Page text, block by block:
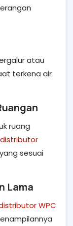
atau
terkena air
ruang
distributor
sesuai
Lama
WPC